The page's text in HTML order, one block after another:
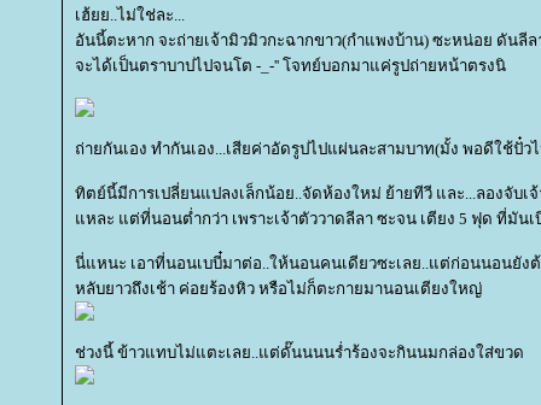
เฮ้ยย..ไม่ใช่ละ...
อันนี้ตะหาก จะถ่ายเจ้ามิวมิวกะฉากขาว(กำแพงบ้าน) ซะหน่อย ดันลีล
จะได้เป็นตราบาปไปจนโต -_-'' โจทย์บอกมาแค่รูปถ่ายหน้าตรงนิ
ถ่ายกันเอง ทำกันเอง...เสียค่าอัดรูปไปแผ่นละสามบาท(มั้ง พอดีใช้ปั๋
ทิตย์นี้มีการเปลี่ยนแปลงเล็กน้อย..จัดห้องใหม่ ย้ายทีวี และ...ลองจับ
หละ แต่ที่นอนต่ำกว่า เพราะเจ้าตัววาดลีลา ซะจน เตียง 5 ฟุด ที่มัน
นี่แหนะ เอาที่นอนเบบี๋มาต่อ..ให้นอนคนเดียวซะเลย..แต่ก่อนนอนยัง
หลับยาวถึงเช้า ค่อยร้องหิว หรือไม่ก็ตะกายมานอนเตียงใหญ่
ช่วงนี้ ข้าวแทบไม่แตะเลย..แต่ดั๊นนนนร่ำร้องจะกินนมกล่องใส่ขวด